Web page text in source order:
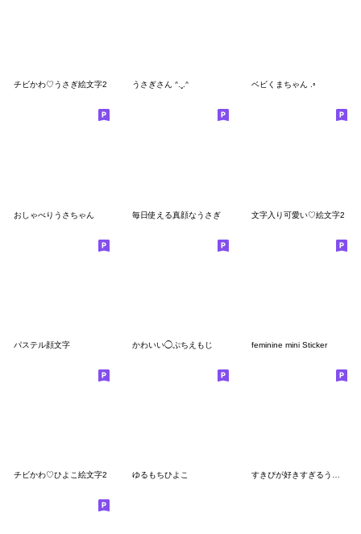
チビかわ♡うさぎ絵文字2 うさぎさん ᐢ.ˬ.ᐢ ベビくまちゃん .◦
おしゃべりうさちゃん 毎日使える真顔なうさぎ 文字入り可愛い♡絵文字2
パステル顔文字 かわいい◯ぷちえもじ feminine mini Sticker
チビかわ♡ひよこ絵文字2 ゆるもちひよこ すきぴが好きすぎるうさぎ